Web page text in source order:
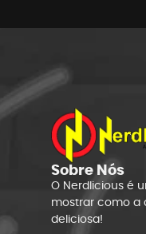
Sobre Nós
O Nerdlicious é
mostrar como a
deliciosa!